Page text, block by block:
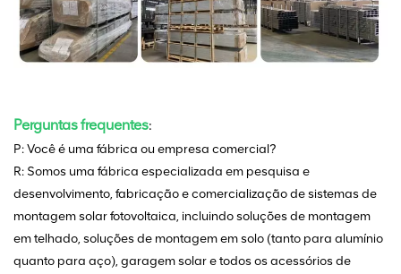
Perguntas frequentes:
P: Você é uma fábrica ou empresa comercial?
R: Somos uma fábrica especializada em pesquisa e
desenvolvimento, fabricação e comercialização de sistemas de
montagem solar fotovoltaica, incluindo soluções de montagem
em telhado, soluções de montagem em solo (tanto para alumínio
quanto para aço), garagem solar e todos os acessórios de